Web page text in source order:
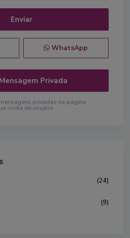
WhatsApp
privadas na página
conta de usuário.
(24)
(9)